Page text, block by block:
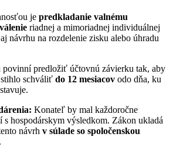
je predkladanie valnému
riadnej a mimoriadnej individuálnej
návrhu na rozdelenie zisku alebo úhradu
povinní predložiť účtovnú závierku tak, aby
schváliť do 12 mesiacov odo dňa, ku
Konateľ by mal každoročne
s hospodárskym výsledkom. Zákon ukladá
návrh v súlade so spoločenskou
.